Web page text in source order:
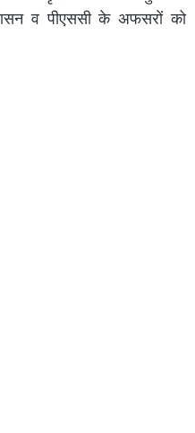
व पीएससी के अफसरों को